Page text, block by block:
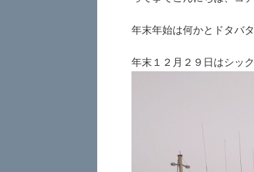
年末年始は何かとドタバ
年末１２月２９日はシッ